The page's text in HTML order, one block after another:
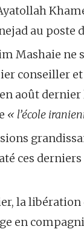
au poste
Mashaie ne
conseiller et
août
« l’école
ces
la
en